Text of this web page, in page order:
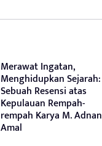
Merawat Ingatan,
Menghidupkan Sejarah:
Sebuah Resensi atas
Kepulauan Rempah-
rempah Karya M. Adnan
Amal